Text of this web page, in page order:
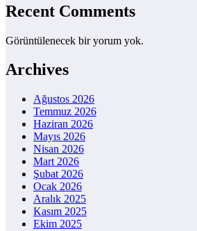
Recent Comments
Görüntülenecek bir yorum yok.
Archives
Ağustos 2026
Temmuz 2026
Haziran 2026
Mayıs 2026
Nisan 2026
Mart 2026
Şubat 2026
Ocak 2026
Aralık 2025
Kasım 2025
Ekim 2025